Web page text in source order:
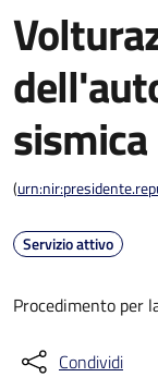
sismica
(
Servizio attivo
Procedimento per
Condividi